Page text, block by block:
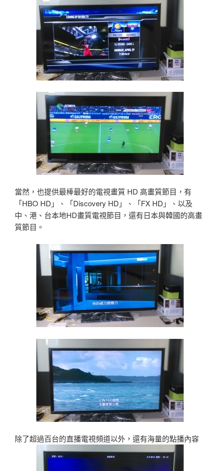
當然，也提供最棒最好的電視畫質 HD 高畫質節目，有
「HBO HD」、「Discovery HD」、「FX HD」、以及
中、港、台本地HD畫質電視節目，還有日本與韓國的高畫
質節目。
除了超過百台的直播電視頻道以外，還有海量的點播內容